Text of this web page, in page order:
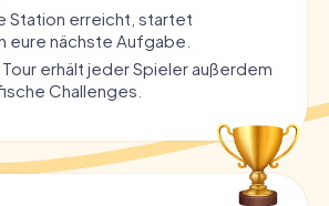
Station erreicht, startet
eure nächste Aufgabe.
erhält jeder Spieler außerdem
Challenges.